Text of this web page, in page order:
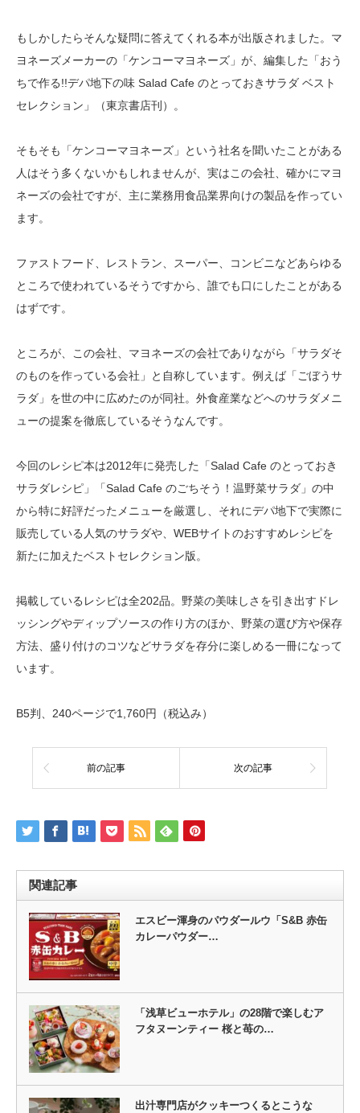
もしかしたらそんな疑問に答えてくれる本が出版されました。マ
ヨネーズメーカーの「ケンコーマヨネーズ」が、編集した「おう
ちで作る!!デパ地下の味 Salad Cafe のとっておきサラダ ベスト
セレクション」（東京書店刊）。
そもそも「ケンコーマヨネーズ」という社名を聞いたことがある
人はそう多くないかもしれませんが、実はこの会社、確かにマヨ
ネーズの会社ですが、主に業務用食品業界向けの製品を作ってい
ます。
ファストフード、レストラン、スーパー、コンビニなどあらゆる
ところで使われているそうですから、誰でも口にしたことがある
はずです。
ところが、この会社、マヨネーズの会社でありながら「サラダそ
のものを作っている会社」と自称しています。例えば「ごぼうサ
ラダ」を世の中に広めたのが同社。外食産業などへのサラダメニ
ューの提案を徹底しているそうなんです。
今回のレシピ本は2012年に発売した「Salad Cafe のとっておき
サラダレシピ」「Salad Cafe のごちそう！温野菜サラダ」の中
から特に好評だったメニューを厳選し、それにデパ地下で実際に
販売している人気のサラダや、WEBサイトのおすすめレシピを
新たに加えたベストセレクション版。
掲載しているレシピは全202品。野菜の美味しさを引き出すドレ
ッシングやディップソースの作り方のほか、野菜の選び方や保存
方法、盛り付けのコツなどサラダを存分に楽しめる一冊になって
います。
B5判、240ページで1,760円（税込み）
前の記事 次の記事
関連記事
エスビー渾身のパウダールウ「S&B 赤缶
カレーパウダー…
「浅草ビューホテル」の28階で楽しむア
フタヌーンティー 桜と苺の…
出汁専門店がクッキーつくるとこうな